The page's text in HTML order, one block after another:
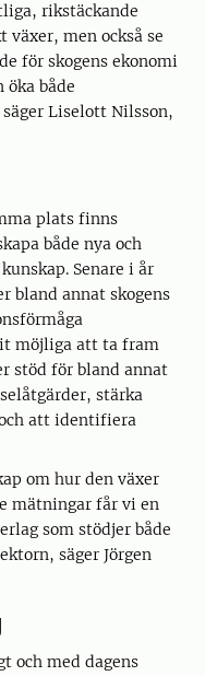
rikstäckande
men också se
för skogens ekonomi
både
Liselott Nilsson,
plats finns
både nya och
Senare i år
bland annat skogens
möjliga att ta fram
stöd för bland annat
stärka
att identifiera
om hur den växer
mätningar får vi en
som stödjer både
säger Jörgen
och med dagens